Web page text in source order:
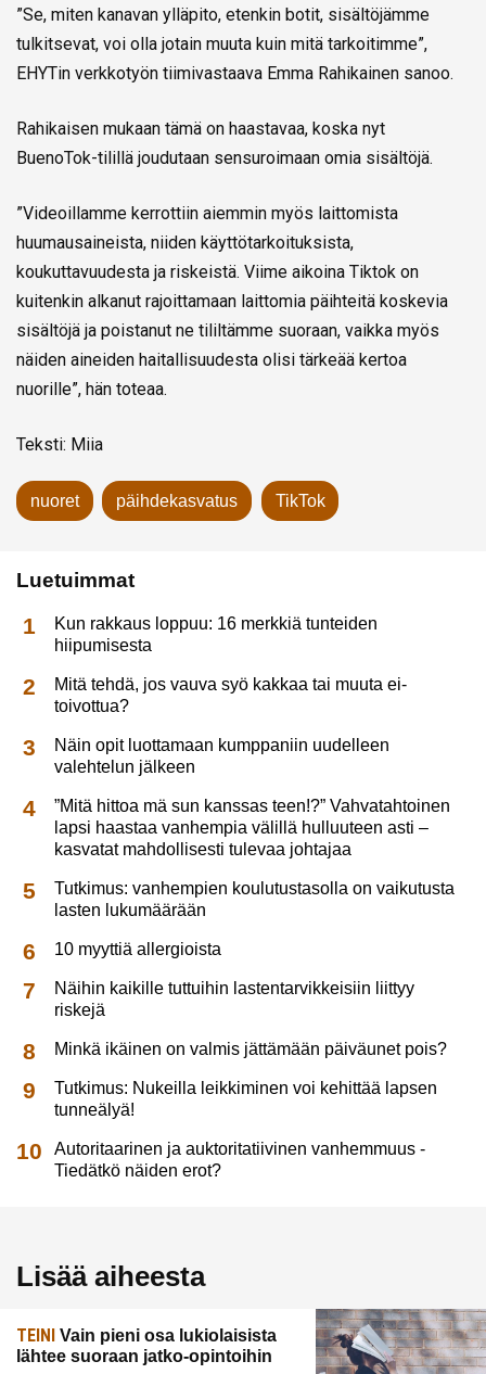
”Se, miten kanavan ylläpito, etenkin botit, sisältöjämme
tulkitsevat, voi olla jotain muuta kuin mitä tarkoitimme”,
EHYTin verkkotyön tiimivastaava Emma Rahikainen sanoo.
Rahikaisen mukaan tämä on haastavaa, koska nyt
BuenoTok-tilillä joudutaan sensuroimaan omia sisältöjä.
”Videoillamme kerrottiin aiemmin myös laittomista
huumausaineista, niiden käyttötarkoituksista,
koukuttavuudesta ja riskeistä. Viime aikoina Tiktok on
kuitenkin alkanut rajoittamaan laittomia päihteitä koskevia
sisältöjä ja poistanut ne tililtämme suoraan, vaikka myös
näiden aineiden haitallisuudesta olisi tärkeää kertoa
nuorille”, hän toteaa.
Teksti: Miia
nuoret päihdekasvatus TikTok
Luetuimmat
Kun rakkaus loppuu: 16 merkkiä tunteiden
hiipumisesta
Mitä tehdä, jos vauva syö kakkaa tai muuta ei-
toivottua?
Näin opit luottamaan kumppaniin uudelleen
valehtelun jälkeen
”Mitä hittoa mä sun kanssas teen!?” Vahvatahtoinen
lapsi haastaa vanhempia välillä hulluuteen asti –
kasvatat mahdollisesti tulevaa johtajaa
Tutkimus: vanhempien koulutustasolla on vaikutusta
lasten lukumäärään
10 myyttiä allergioista
Näihin kaikille tuttuihin lastentarvikkeisiin liittyy
riskejä
Minkä ikäinen on valmis jättämään päiväunet pois?
Tutkimus: Nukeilla leikkiminen voi kehittää lapsen
tunneälyä!
Autoritaarinen ja auktoritatiivinen vanhemmuus -
Tiedätkö näiden erot?
Lisää aiheesta
TEINI
Vain pieni osa lukiolaisista
lähtee suoraan jatko-opintoihin